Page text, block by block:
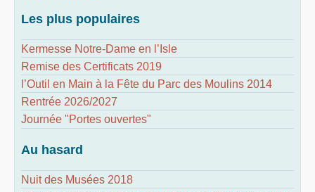
Les plus populaires
Kermesse Notre-Dame en l’Isle
Remise des Certificats 2019
l’Outil en Main à la Fête du Parc des Moulins 2014
Rentrée 2026/2027
Journée "Portes ouvertes"
Au hasard
Nuit des Musées 2018